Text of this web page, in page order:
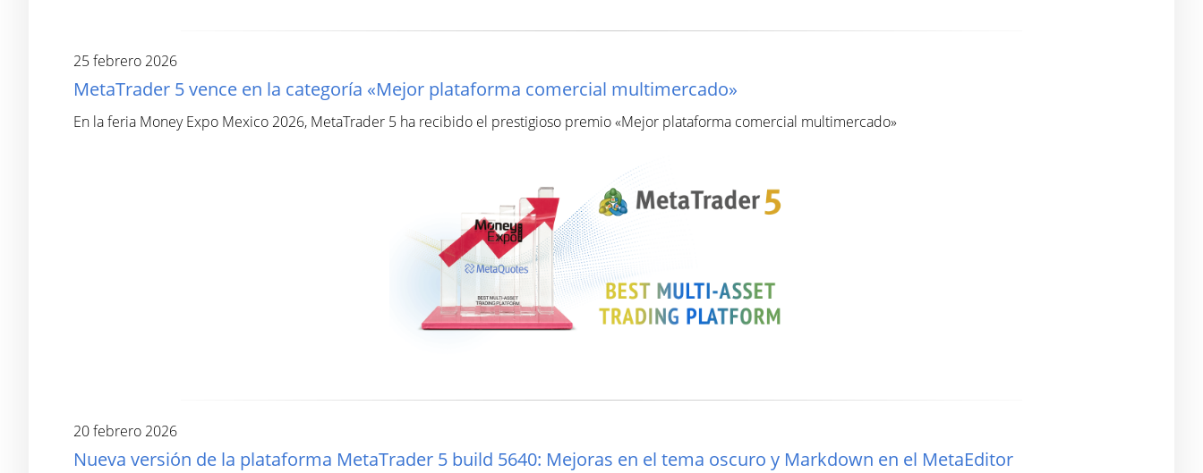
25 febrero 2026
MetaTrader 5 vence en la categoría «Mejor plataforma comercial multimercado»
En la feria Money Expo Mexico 2026, MetaTrader 5 ha recibido el prestigioso premio «Mejor plataforma comercial multimercado»
20 febrero 2026
Nueva versión de la plataforma MetaTrader 5 build 5640: Mejoras en el tema oscuro y Markdown en el MetaEditor